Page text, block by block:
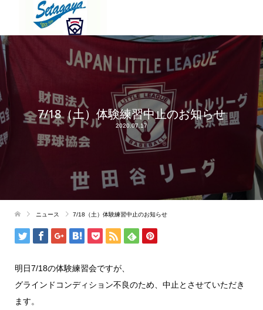
7/18（土）体験練習中止のお知らせ
2020.07.17
ニュース 7/18（土）体験練習中止のお知らせ
明日7/18の体験練習会ですが、
グラインドコンディション不良のため、中止とさせていただき
ます。